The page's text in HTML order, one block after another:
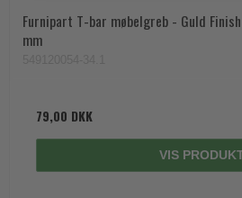
Furnipart T-bar møbelgreb - Guld
mm
79,00 DKK
VIS